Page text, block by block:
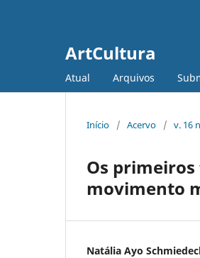
ArtCultura
Atual Arquivos
Início / Acervo / v. 16
Os primeiros
movimento
Natália Ayo